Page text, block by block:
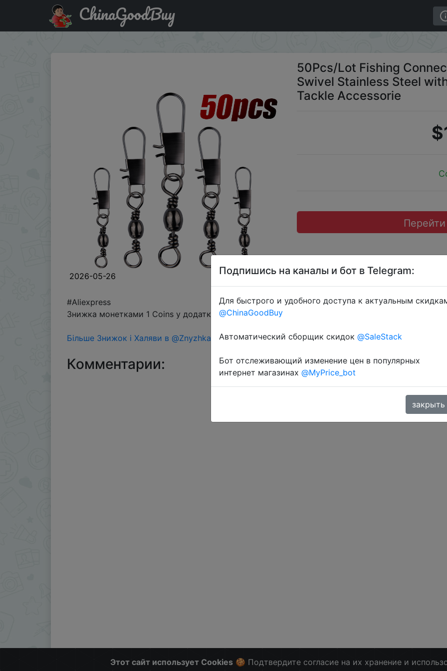
Купить по распродаже : 50Pcs/Lot Fishing Connector Pin Bearing Rolling Swivel Stainless Steel with SnapSwivel
ChinaGoodBuy
2026-05-26
50Pcs/Lot Fishing
Swivel Stainless Steel
Tackle Accessorie
#Aliexpress
Знижка монетками 1 Coins у додатку через розділ монет.
Більше Знижок і Халяви в @ZnyzhkaUA
Комментарии:
Этот сайт использует Cookies🍪 Подтвердите согласие на их хранение и
Подпишись на каналы и бот в Telegram:
Для быстрого и удобного доступа к актуальным
@ChinaGoodBuy
Автоматический сборщик скидок @SaleStack
Бот отслеживающий изменение цен в популярных
интернет магазинах @MyPrice_bot
закрыть